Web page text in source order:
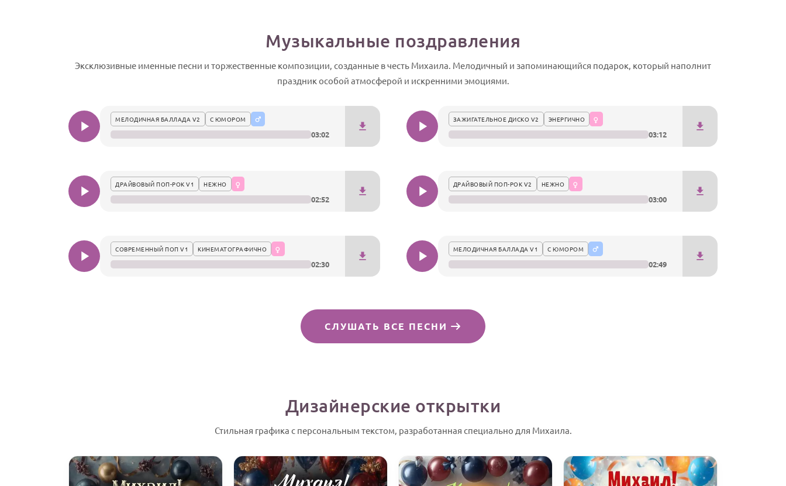
Музыкальные поздравления
Эксклюзивные именные песни и торжественные композиции, созданные в честь Михаила. Мелодичный и запоминающийся подарок, который наполнит
праздник особой атмосферой и искренними эмоциями.
МЕЛОДИЧНАЯ БАЛЛАДА V2 С ЮМОРОМ
03:02
ЗАЖИГАТЕЛЬНОЕ ДИСКО V2 ЭНЕРГИЧНО
03:12
ДРАЙВОВЫЙ ПОП-РОК V1 НЕЖНО
02:52
ДРАЙВОВЫЙ ПОП-РОК V2 НЕЖНО
03:00
СОВРЕМЕННЫЙ ПОП V1 КИНЕМАТОГРАФИЧНО
02:30
МЕЛОДИЧНАЯ БАЛЛАДА V1 С ЮМОРОМ
02:49
СЛУШАТЬ ВСЕ ПЕСНИ
Дизайнерские открытки
Стильная графика с персональным текстом, разработанная специально для Михаила.